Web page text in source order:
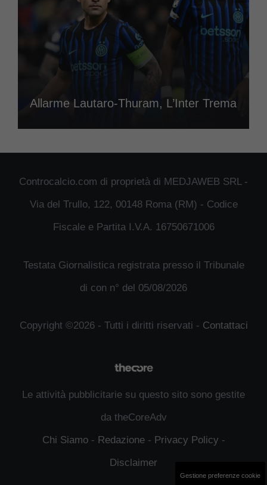
Allarme Lautaro-Thuram, L’Inter Trema
Controcalcio.com di proprietà di MEDJAWEB SRL -
Via del Trullo, 122, 00148 Roma (RM) - Codice
Fiscale e Partita I.V.A. 16750671006
Testata Giornalistica registrata presso il Tribunale
di con n° del 05/08/2026
Copyright ©2026 - Tutti i diritti riservati - Contattaci
Le attività pubblicitarie su questo sito sono gestite
da theCoreAdv
Chi Siamo- Redazione- Privacy Policy -
Disclaimer
Gestione preferenze cookie